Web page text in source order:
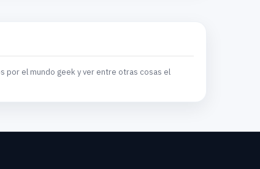
por el mundo geek y ver entre otras cosas el